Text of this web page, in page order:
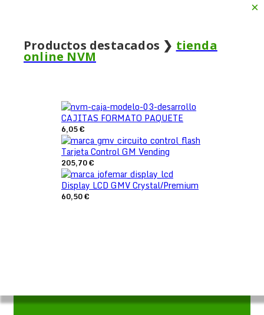
Pedidos por teléfono656 82 69 69
×
Productos destacados ❯ tienda
online NVM
CAJITAS FORMATO PAQUETE
6,05 €
Tarjeta Control GM Vending
205,70 €
Display LCD GMV Crystal/Premium
60,50 €